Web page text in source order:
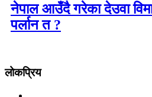
नेपाल आउँदै गरेका देउवा
पर्लान त ?
लोकप्रिय